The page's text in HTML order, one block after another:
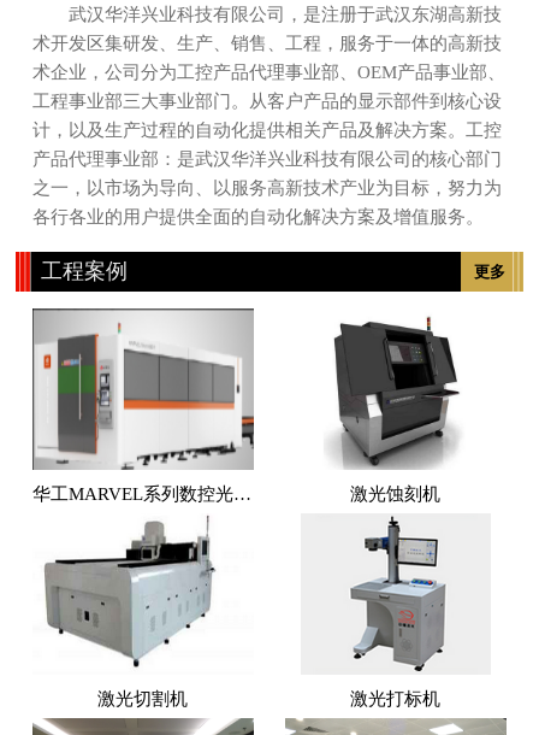
武汉华洋兴业科技有限公司，是注册于武汉东湖高新技
术开发区集研发、生产、销售、工程，服务于一体的高新技
术企业，公司分为工控产品代理事业部、OEM产品事业部、
工程事业部三大事业部门。从客户产品的显示部件到核心设
计，以及生产过程的自动化提供相关产品及解决方案。工控
产品代理事业部：是武汉华洋兴业科技有限公司的核心部门
之一，以市场为导向、以服务高新技术产业为目标，努力为
各行各业的用户提供全面的自动化解决方案及增值服务。
更多
工程案例
华工MARVEL系列数控光纤激光切割机 激光蚀刻机
激光切割机 激光打标机